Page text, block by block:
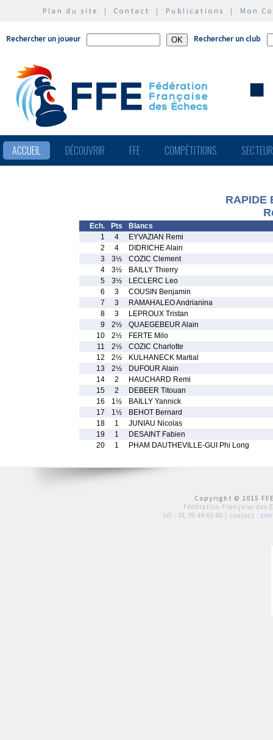
Plan du site | Contact | Publications | Mon
Rechercher un joueur Rechercher un club
ACCUEIL DÉCOUVRIR FFE COMPÉTITIONS
RAPIDE
Ech. Pts
Blancs
1
4
EYVAZIAN Remi
2
4
DIDRICHE Alain
3
3½
COZIC Clement
4
3½
BAILLY Thierry
5
3½
LECLERC Leo
6
3
COUSIN Benjamin
7
3
RAMAHALEO Andrianina
8
3
LEPROUX Tristan
9
2½
QUAEGEBEUR Alain
10
2½
FERTE Milo
11
2½
COZIC Charlotte
12
2½
KULHANECK Martial
13
2½
DUFOUR Alain
14
2
HAUCHARD Remi
15
2
DEBEER Titouan
16
1½
BAILLY Yannick
17
1½
BEHOT Bernard
18
1
JUNIAU Nicolas
19
1
DESAINT Fabien
20
1 PHAM DAUTHEVILLE-GUI Phi Long
Copyright © 2015
Fédération Française des
tél : 01 39 44 65 80 | contact :